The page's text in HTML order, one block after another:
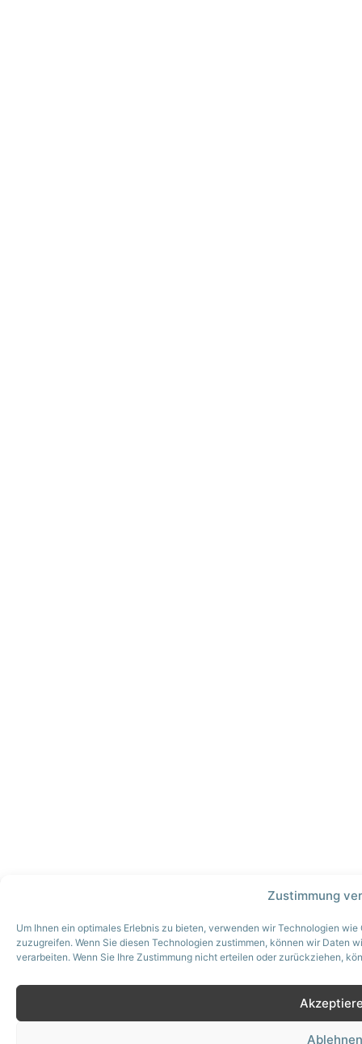
Zustimmung
Um Ihnen ein optimales Erlebnis zu bieten, verwenden wir Technologien
zuzugreifen. Wenn Sie diesen Technologien zustimmen, können wir Daten
verarbeiten. Wenn Sie Ihre Zustimmung nicht erteilen oder zurückziehen,
Ablehnen